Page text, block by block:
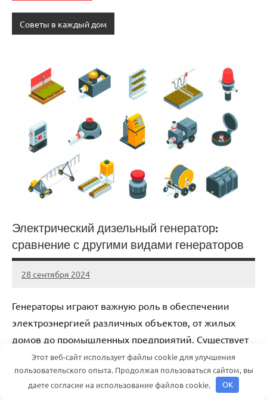
Советы в каждый дом
Электрический дизельный генератор:
сравнение с другими видами генераторов
28 сентября 2024
Avtor
Нет
Генераторы играют важную роль в обеспечении
электроэнергией различных объектов, от жилых
домов до промышленных предприятий. Существует
множество типов генераторов, каждый из которых
имеет свои особенности, […]
Этот веб-сайт использует файлы cookie для улучшения
пользовательского опыта. Продолжая пользоваться сайтом, вы
даете согласие на использование файлов cookie.
OK